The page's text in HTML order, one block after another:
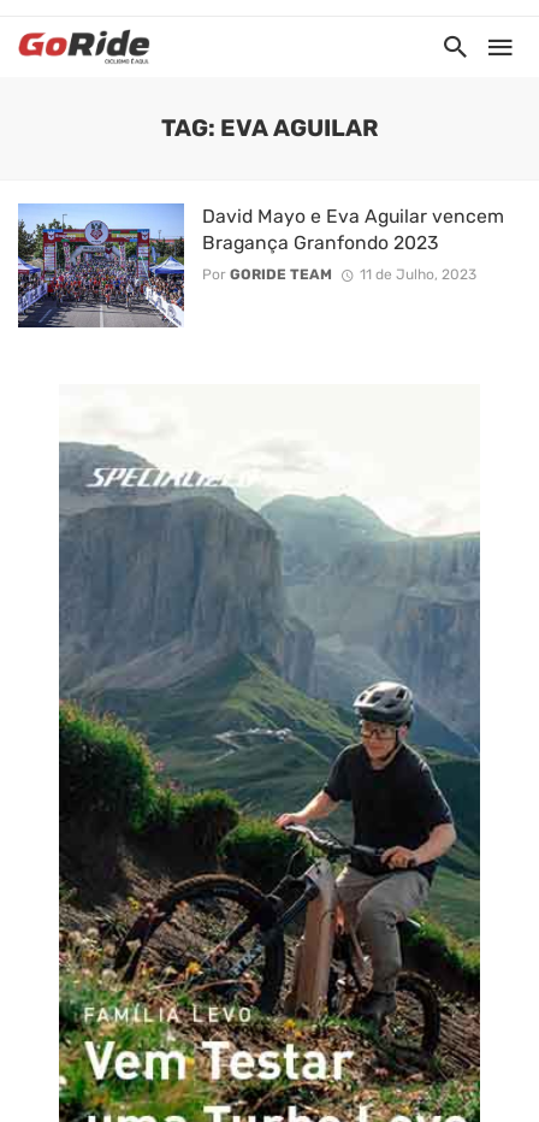
TAG: EVA AGUILAR
David Mayo e Eva Aguilar vencem
Bragança Granfondo 2023
Por GORIDE TEAM 11 de Julho, 2023